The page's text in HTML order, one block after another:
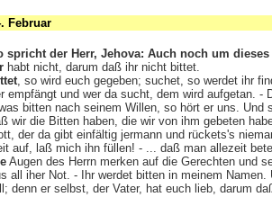
Februar
spricht der Herr, Jehova: Auch noch um
habt nicht, darum daß ihr nicht bittet.
, so wird euch gegeben; suchet, so werdet ihr
empfängt und wer da sucht, dem wird aufgetan.
bitten nach seinem Willen, so hört er uns.
wir die Bitten haben, die wir von ihm gebeten
der da gibt einfältig jermann und rückets's
auf, laß mich ihn füllen! - ... daß man allezeit
Augen des Herrn merken auf die Gerechten und
all iher Not. - Ihr werdet bitten in meinem
denn er selbst, der Vater, hat euch lieb, darum